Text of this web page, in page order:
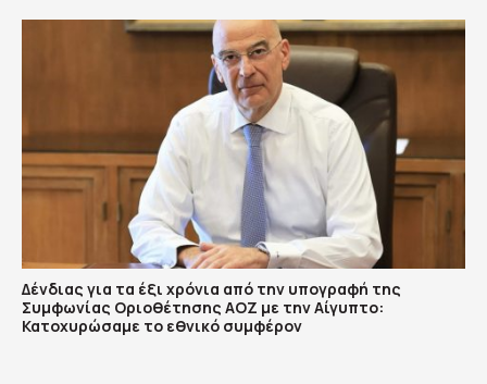
Δένδιας για τα έξι χρόνια από την υπογραφή της
Συμφωνίας Οριοθέτησης ΑΟΖ με την Αίγυπτο:
Κατοχυρώσαμε το εθνικό συμφέρον